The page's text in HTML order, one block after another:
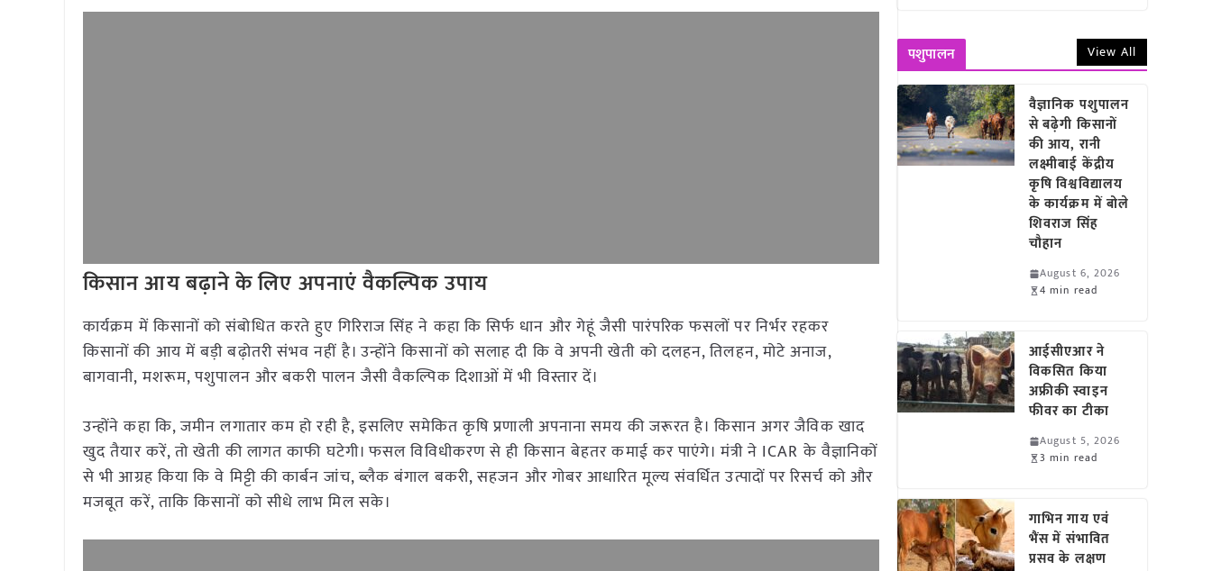
किसान आय बढ़ाने के लिए अपनाएं वैकल्पिक उपाय
कार्यक्रम में किसानों को संबोधित करते हुए गिरिराज सिंह ने कहा कि सिर्फ धान और गेहूं जैसी पारंपरिक फसलों पर निर्भर रहकर
किसानों की आय में बड़ी बढ़ोतरी संभव नहीं है। उन्होंने किसानों को सलाह दी कि वे अपनी खेती को दलहन, तिलहन, मोटे अनाज,
बागवानी, मशरूम, पशुपालन और बकरी पालन जैसी वैकल्पिक दिशाओं में भी विस्तार दें।
उन्होंने कहा कि, जमीन लगातार कम हो रही है, इसलिए समेकित कृषि प्रणाली अपनाना समय की जरूरत है। किसान अगर जैविक खाद
खुद तैयार करें, तो खेती की लागत काफी घटेगी। फसल विविधीकरण से ही किसान बेहतर कमाई कर पाएंगे। मंत्री ने ICAR के वैज्ञानिकों
से भी आग्रह किया कि वे मिट्टी की कार्बन जांच, ब्लैक बंगाल बकरी, सहजन और गोबर आधारित मूल्य संवर्धित उत्पादों पर रिसर्च को और
मजबूत करें, ताकि किसानों को सीधे लाभ मिल सके।
पशुपालन View All
वैज्ञानिक पशुपालन
से बढ़ेगी किसानों
की आय, रानी
लक्ष्मीबाई केंद्रीय
कृषि विश्वविद्यालय
के कार्यक्रम में बोले
शिवराज सिंह
चौहान
August 6, 2026
4 min read
आईसीएआर ने
विकसित किया
अफ्रीकी स्वाइन
फीवर का टीका
August 5, 2026
3 min read
गाभिन गाय एवं
भैंस में संभावित
प्रसव के लक्षण